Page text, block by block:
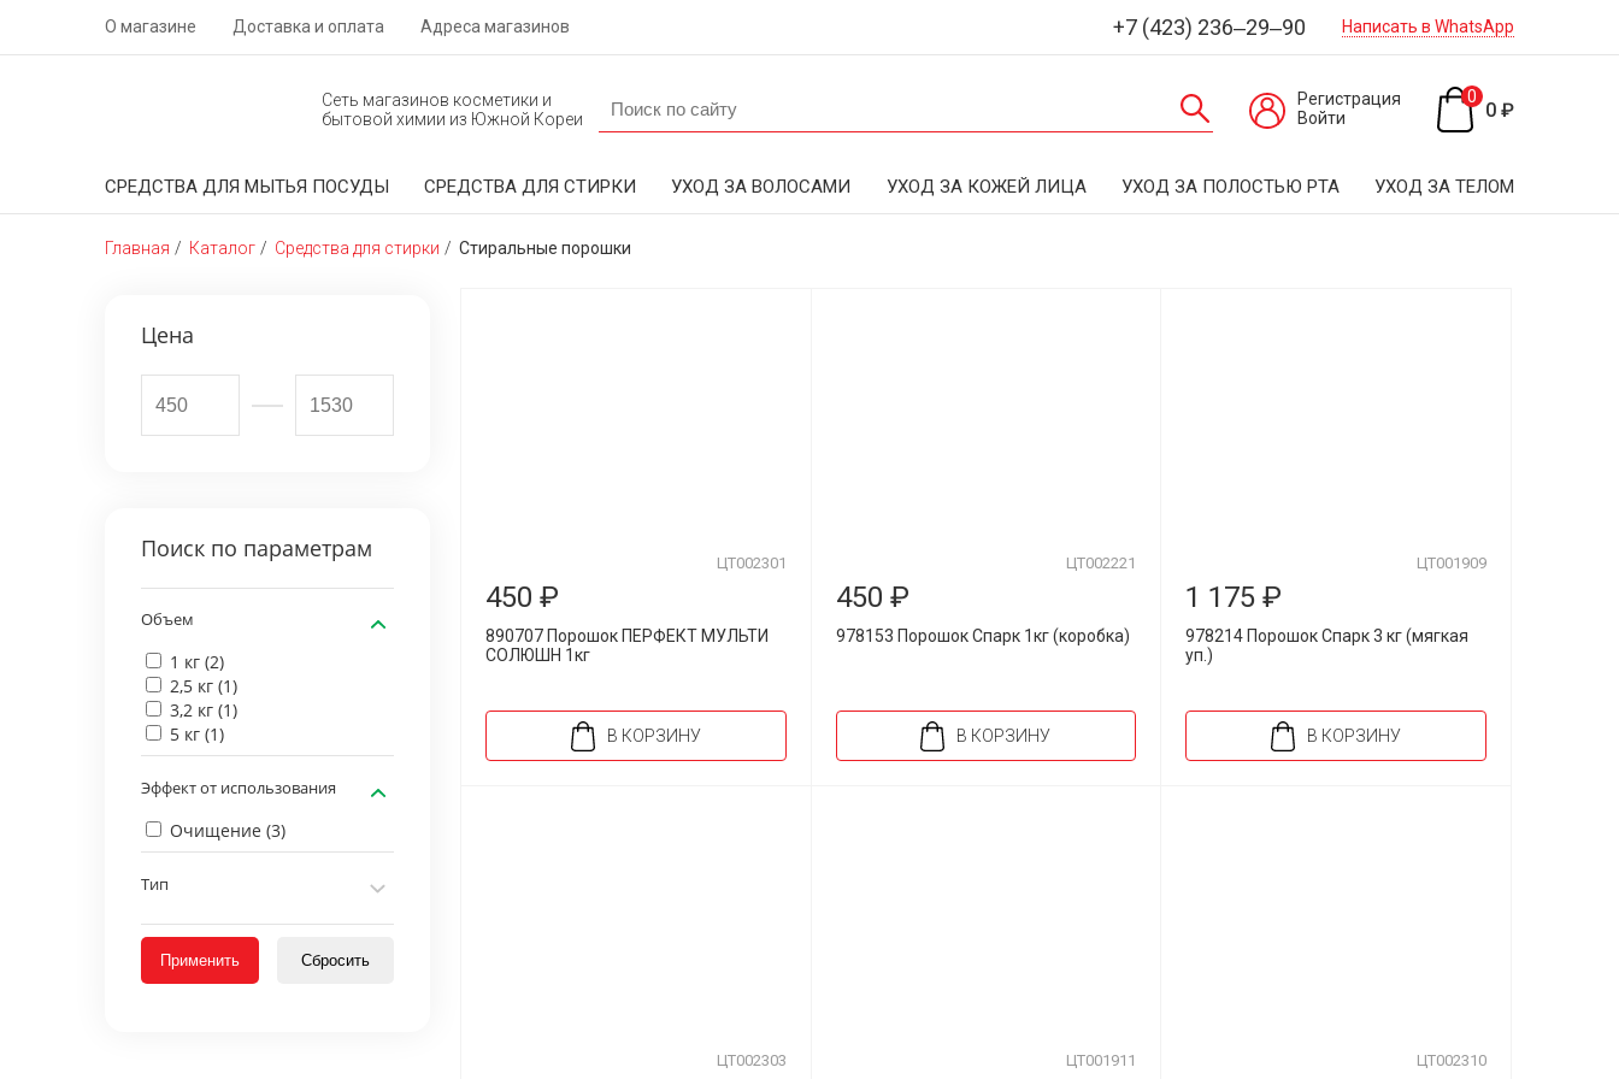
О магазине Доставка и оплата Адреса магазинов +7 (423) 236‒29‒90 Написать в WhatsApp
Сеть магазинов косметики и
бытовой химии из Южной Кореи
Регистрация
Войти
0
0 ₽
СРЕДСТВА ДЛЯ МЫТЬЯ ПОСУДЫ СРЕДСТВА ДЛЯ СТИРКИ УХОД ЗА ВОЛОСАМИ УХОД ЗА КОЖЕЙ ЛИЦА УХОД ЗА ПОЛОСТЬЮ РТА УХОД ЗА ТЕЛОМ
Главная Каталог Средства для стирки Стиральные порошки
Цена
Поиск по параметрам
Объем
1 кг (2)
2,5 кг (1)
3,2 кг (1)
5 кг (1)
Эффект от использования
Очищение (3)
Тип
Применить Сбросить
ЦТ002301
450 ₽
890707 Порошок ПЕРФЕКТ МУЛЬТИ
СОЛЮШН 1кг
В КОРЗИНУ
ЦТ002221
450 ₽
978153 Порошок Спарк 1кг (коробка)
В КОРЗИНУ
ЦТ001909
1 175 ₽
978214 Порошок Спарк 3 кг (мягкая
уп.)
В КОРЗИНУ
ЦТ002303 ЦТ001911 ЦТ002310